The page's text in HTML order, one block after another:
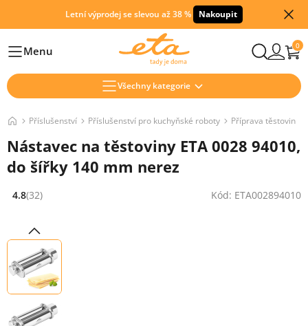
Letní výprodej se slevou až 38 % Nakoupit
HlavníMenu 0
Všechny kategorie
Příslušenství Příslušenství pro kuchyňské roboty Příprava těstovin
Nástavec na těstoviny ETA 0028 94010,
do šířky 140 mm nerez
Hodnocení: 4.8 z 5 (32 recenzí)
4.8(32) Kód: ETA002894010